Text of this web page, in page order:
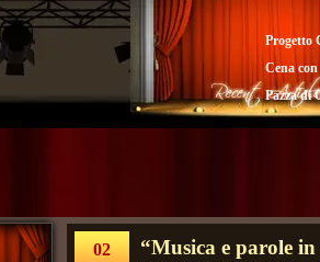
Progetto
Cena
Pazza di
02 “Musica e parole